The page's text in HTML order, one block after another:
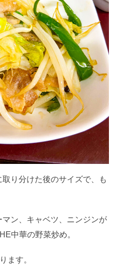
り分けた後のサイズで、も
ン、キャベツ、ニンジンが
中華の野菜炒め。
ます。